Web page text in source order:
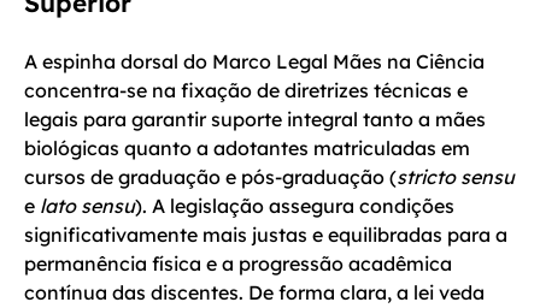
A espinha dorsal do Marco Legal Mães na Ciência
concentra-se na fixação de diretrizes técnicas e
legais para garantir suporte integral tanto a mães
biológicas quanto a adotantes matriculadas em
cursos de graduação e pós-graduação (stricto sensu
e lato sensu). A legislação assegura condições
significativamente mais justas e equilibradas para a
permanência física e a progressão acadêmica
contínua das discentes. De forma clara, a lei veda